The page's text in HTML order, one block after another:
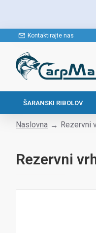
Kontaktirajte nas
ŠARANSKI RIBOLOV
Naslovna Rezervni
Rezervni